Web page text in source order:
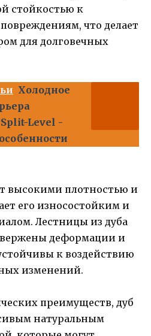
стойкостью к
что делает
для долговечных
Холодное
Level -
высокими плотностью и
его износостойким и
Лестницы из дуба
деформации и
к воздействию
изменений.
преимуществ, дуб
натуральным